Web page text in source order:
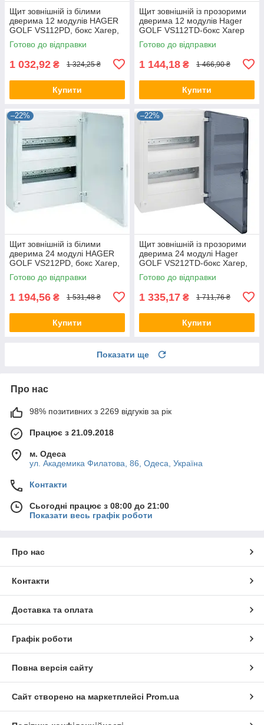
Щит зовнішній із білими
дверима 12 модулів HAGER
GOLF VS112РD, бокс Хагер,
шафа розподільна для
автоматів
Готово до відправки
1 032,92 ₴ 1 324,25 ₴
Купити
Щит зовнішній із прозорими
дверима 12 модулів Hager
GOLF VS112TD-бокс Хагер
шафа розподільна для
автоматів
Готово до відправки
1 144,18 ₴ 1 466,90 ₴
Купити
–22%
Щит зовнішній із білими
дверима 24 модулі HAGER
GOLF VS212РD, бокс Хагер,
шафа розподільна для
автоматів
Готово до відправки
1 194,56 ₴ 1 531,48 ₴
Купити
–22%
Щит зовнішній із прозорими
дверима 24 модулі Hager
GOLF VS212TD-бокс Хагер,
шафа розподільна для
автоматів
Готово до відправки
1 335,17 ₴ 1 711,76 ₴
Купити
Показати ще
Про нас
98% позитивних з 2269 відгуків за рік
Працює з 21.09.2018
м. Одеса
ул. Академика Филатова, 86, Одеса, Україна
Контакти
Сьогодні працює з 08:00 до 21:00
Показати весь графік роботи
Про нас
Контакти
Доставка та оплата
Графік роботи
Повна версія сайту
Сайт створено на маркетплейсі Prom.ua